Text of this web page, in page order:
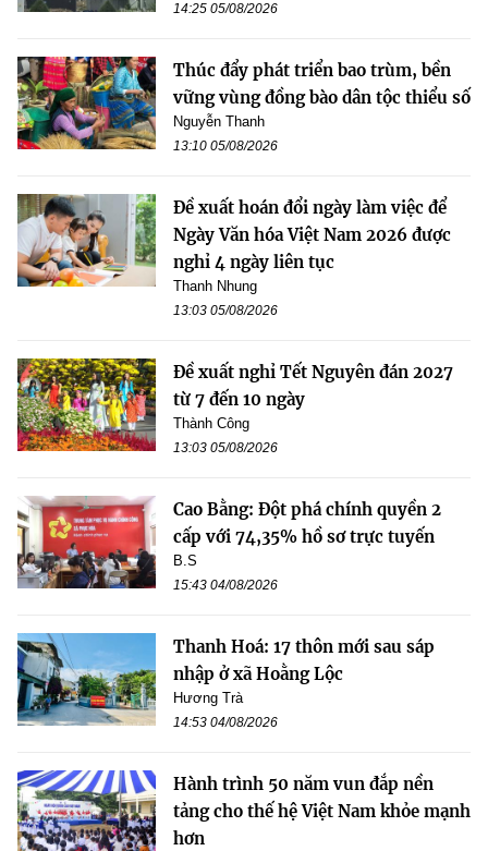
14:25 05/08/2026
Thúc đẩy phát triển bao trùm, bền
vững vùng đồng bào dân tộc thiểu số
Nguyễn Thanh
13:10 05/08/2026
Đề xuất hoán đổi ngày làm việc để
Ngày Văn hóa Việt Nam 2026 được
nghỉ 4 ngày liên tục
Thanh Nhung
13:03 05/08/2026
Đề xuất nghỉ Tết Nguyên đán 2027
từ 7 đến 10 ngày
Thành Công
13:03 05/08/2026
Cao Bằng: Đột phá chính quyền 2
cấp với 74,35% hồ sơ trực tuyến
B.S
15:43 04/08/2026
Thanh Hoá: 17 thôn mới sau sáp
nhập ở xã Hoằng Lộc
Hương Trà
14:53 04/08/2026
Hành trình 50 năm vun đắp nền
tảng cho thế hệ Việt Nam khỏe mạnh
hơn